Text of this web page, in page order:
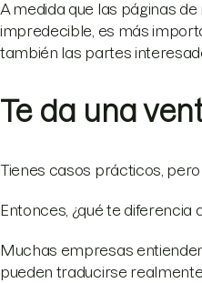
A medida que las páginas
impredecible, es más
también las partes
Te da una
Tienes casos prácticos,
Entonces, ¿qué te diferencia
Muchas empresas
pueden traducirse realmente